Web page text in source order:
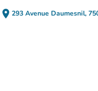
place 293 Avenue Daumesnil,
(agor
(tab